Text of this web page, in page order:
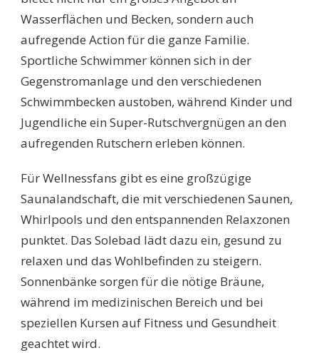
Wasserflächen und Becken, sondern auch
aufregende Action für die ganze Familie.
Sportliche Schwimmer können sich in der
Gegenstromanlage und den verschiedenen
Schwimmbecken austoben, während Kinder und
Jugendliche ein Super-Rutschvergnügen an den
aufregenden Rutschern erleben können.
Für Wellnessfans gibt es eine großzügige
Saunalandschaft, die mit verschiedenen Saunen,
Whirlpools und den entspannenden Relaxzonen
punktet. Das Solebad lädt dazu ein, gesund zu
relaxen und das Wohlbefinden zu steigern.
Sonnenbänke sorgen für die nötige Bräune,
während im medizinischen Bereich und bei
speziellen Kursen auf Fitness und Gesundheit
geachtet wird.